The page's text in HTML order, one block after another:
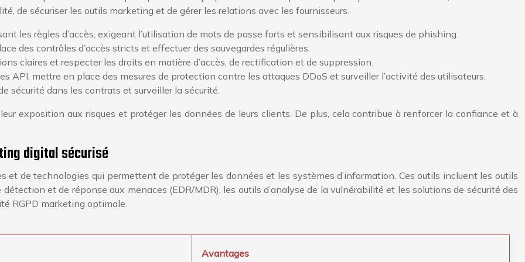
de sécuriser les outils marketing et de gérer les relations avec les fournisseurs.
les règles d’accès, exigeant l’utilisation de mots de passe forts et sensibilisant aux risques de phishing.
des contrôles d’accès stricts et effectuer des sauvegardes régulières.
claires et respecter les droits en matière d’accès, de rectification et de suppression.
API, mettre en place des mesures de protection contre les attaques DDoS et surveiller l’activité des utilisateurs.
sécurité dans les contrats et surveiller la sécurité.
exposition aux risques et protéger les données de leurs clients. De plus, cela contribue à renforcer la confiance et à
digital sécurisé
et de technologies qui permettent de protéger les données et les systèmes d’information. Ces outils incluent les outils
et de réponse aux menaces (EDR/MDR), les outils d’analyse de la vulnérabilité et les solutions de sécurité des
RGPD marketing optimale.
Avantages